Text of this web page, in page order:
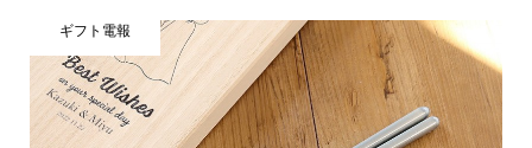
ギフト電報